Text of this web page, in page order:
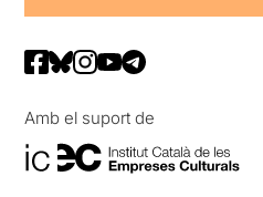
Amb el suport de